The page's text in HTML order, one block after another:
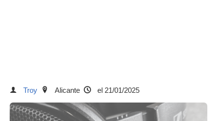
Troy Alicante el 21/01/2025